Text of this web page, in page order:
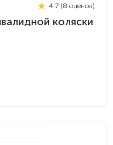
4.7 (8 оценок)
коляски